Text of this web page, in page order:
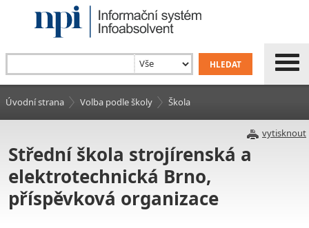
Úvodní strana Volba podle školy Škola
vytisknout
Střední škola strojírenská a
elektrotechnická Brno,
příspěvková organizace